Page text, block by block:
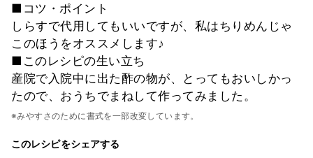
■コツ・ポイント
しらすで代用してもいいですが、私はちりめんじゃ
このほうをオススメします♪
■このレシピの生い立ち
産院で入院中に出た酢の物が、とってもおいしかっ
たので、おうちでまねして作ってみました。
※みやすさのために書式を一部改変しています。
このレシピをシェアする